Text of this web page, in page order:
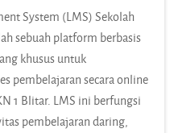
System (LMS) Sekolah
sebuah platform berbasis
khusus untuk
pembelajaran secara online
1 Blitar. LMS ini berfungsi
pembelajaran daring,